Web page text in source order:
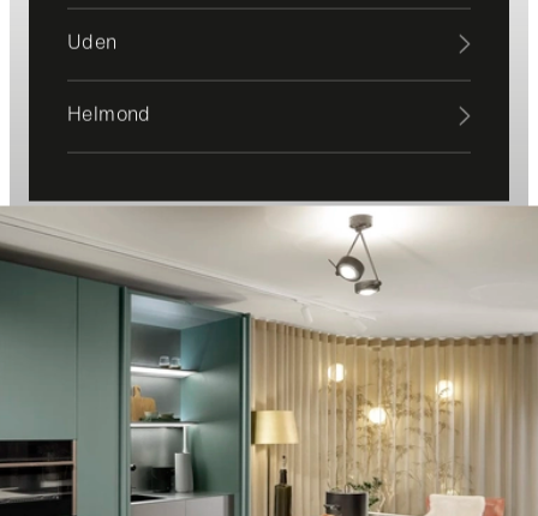
Uden
Helmond
SieMatic aan de Willemsparkweg
SieMatic aan de
Willemsparkweg
Ervaar SieMatic van dichtbij Ervaar SieMatic van
dichtbij
In de studio kun je materialen, afwerkingen en details van